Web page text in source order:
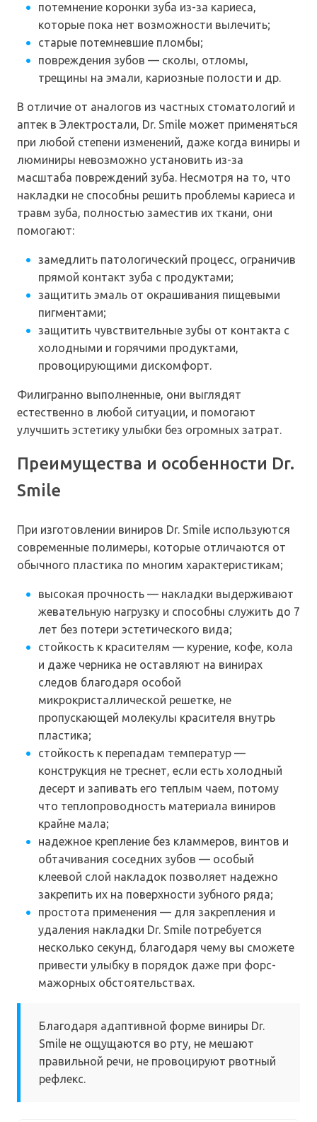
потемнение коронки зуба из-за кариеса,
которые пока нет возможности вылечить;
старые потемневшие пломбы;
повреждения зубов — сколы, отломы,
трещины на эмали, кариозные полости и др.
В отличие от аналогов из частных стоматологий и
аптек в Электростали, Dr. Smile может применяться
при любой степени изменений, даже когда виниры и
люминиры невозможно установить из-за
масштаба повреждений зуба. Несмотря на то, что
накладки не способны решить проблемы кариеса и
травм зуба, полностью заместив их ткани, они
помогают:
замедлить патологический процесс, ограничив
прямой контакт зуба с продуктами;
защитить эмаль от окрашивания пищевыми
пигментами;
защитить чувствительные зубы от контакта с
холодными и горячими продуктами,
провоцирующими дискомфорт.
Филигранно выполненные, они выглядят
естественно в любой ситуации, и помогают
улучшить эстетику улыбки без огромных затрат.
Преимущества и особенности Dr.
Smile
При изготовлении виниров Dr. Smile используются
современные полимеры, которые отличаются от
обычного пластика по многим характеристикам;
высокая прочность — накладки выдерживают
жевательную нагрузку и способны служить до 7
лет без потери эстетического вида;
стойкость к красителям — курение, кофе, кола
и даже черника не оставляют на винирах
следов благодаря особой
микрокристаллической решетке, не
пропускающей молекулы красителя внутрь
пластика;
стойкость к перепадам температур —
конструкция не треснет, если есть холодный
десерт и запивать его теплым чаем, потому
что теплопроводность материала виниров
крайне мала;
надежное крепление без кламмеров, винтов и
обтачивания соседних зубов — особый
клеевой слой накладок позволяет надежно
закрепить их на поверхности зубного ряда;
простота применения — для закрепления и
удаления накладки Dr. Smile потребуется
несколько секунд, благодаря чему вы сможете
привести улыбку в порядок даже при форс-
мажорных обстоятельствах.
Благодаря адаптивной форме виниры Dr.
Smile не ощущаются во рту, не мешают
правильной речи, не провоцируют рвотный
рефлекс.